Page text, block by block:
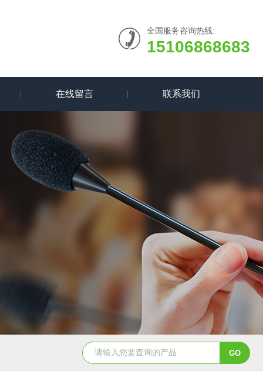
全国服务咨询热线:
15106868683
在线留言 联系我们